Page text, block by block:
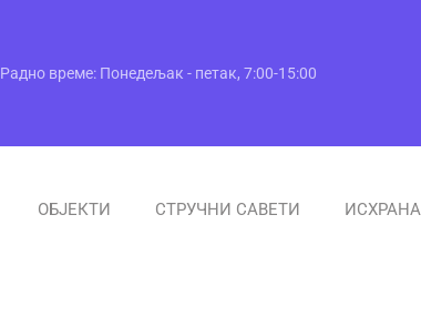
Радно време: Понедељак - петак, 7:00-15:00
ОБЈЕКТИ СТРУЧНИ САВЕТИ ИСХРАНА